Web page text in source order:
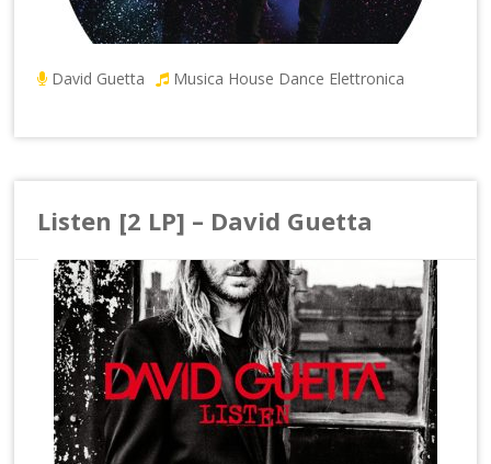
David Guetta Musica House Dance Elettronica
Listen [2 LP] – David Guetta